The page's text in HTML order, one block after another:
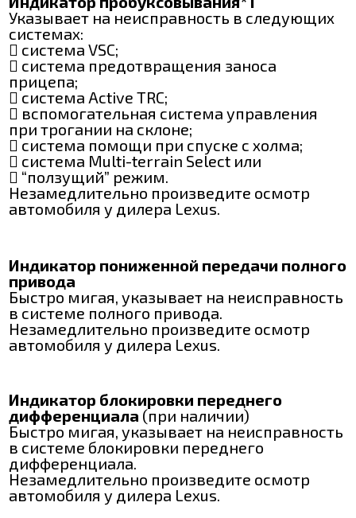
Указывает на неисправность в следующих
системах:
 система VSC;
 система предотвращения заноса
прицепа;
 система Active TRC;
 вспомогательная система управления
при трогании на склоне;
 система помощи при спуске с холма;
 система Multi-terrain Select или
 “ползущий” режим.
Незамедлительно произведите осмотр
автомобиля у дилера Lexus.
Индикатор пониженной передачи полного
привода
Быстро мигая, указывает на неисправность
в системе полного привода.
Незамедлительно произведите осмотр
автомобиля у дилера Lexus.
Индикатор блокировки переднего
дифференциала (при наличии)
Быстро мигая, указывает на неисправность
в системе блокировки переднего
дифференциала.
Незамедлительно произведите осмотр
автомобиля у дилера Lexus.